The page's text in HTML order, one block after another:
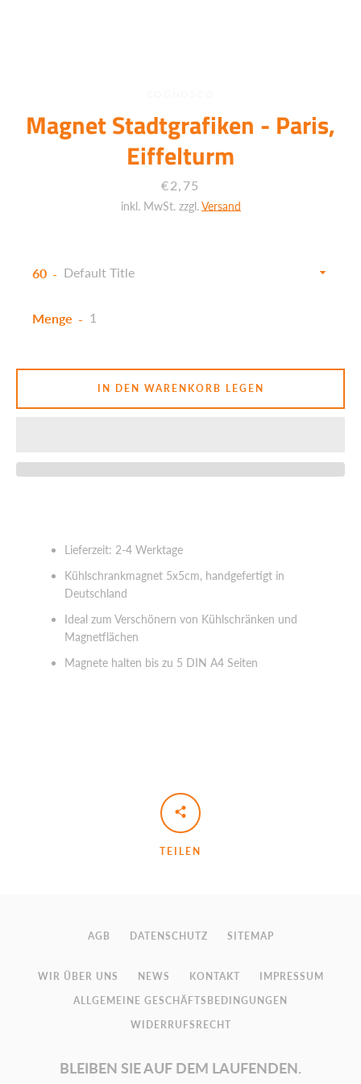
Magnet Stadtgrafiken - Paris,
Eiffelturm
Preis
€2,75
inkl. MwSt. zzgl.Versand
Lieferzeit: 2-4 Werktage
Kühlschrankmagnet 5x5cm, handgefertigt in
Deutschland
Ideal zum Verschönern von Kühlschränken und
Magnetflächen
Magnete halten bis zu 5 DIN A4 Seiten
60
Menge
IN DEN WARENKORB LEGEN
TEILEN
AGB DATENSCHUTZ SITEMAP
WIR ÜBER UNS NEWS KONTAKT
IMPRESSUM
ALLGEMEINE GESCHÄFTSBEDINGUNGEN
WIDERRUFSRECHT
BLEIBEN SIE AUF DEM LAUFENDEN.